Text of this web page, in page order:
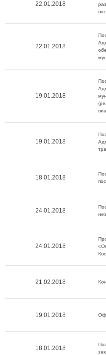
22.01.2018
22.01.2018
19.01.2018
19.01.2018
18.01.2018
24.01.2018
24.01.2018
21.02.2018
19.01.2018
18.01.2018